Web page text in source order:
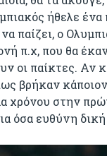
ήθελε
παίζει, ο
π.χ, που θα
οι παίκτες. Αν
βρήκαν
χρόνου στην
όσα ευθύνη δική